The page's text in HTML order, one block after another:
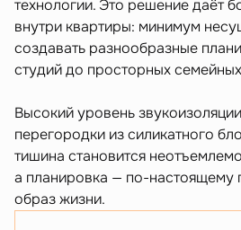
технологии. Это решение даёт
внутри квартиры: минимум
создавать разнообразные
студий до просторных
Высокий уровень
перегородки из силикатного
тишина становится
а планировка — по-настоящему
образ жизни.